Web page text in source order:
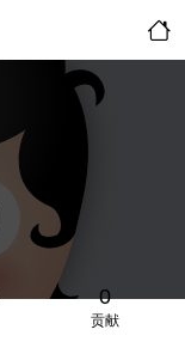
0
贡献